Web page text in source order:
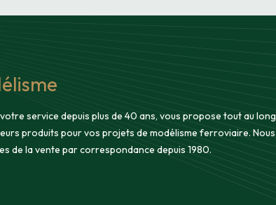
service depuis plus de 40 ans, vous propose tout au long
produits pour vos projets de modélisme ferroviaire. Nous
de la vente par correspondance depuis 1980.